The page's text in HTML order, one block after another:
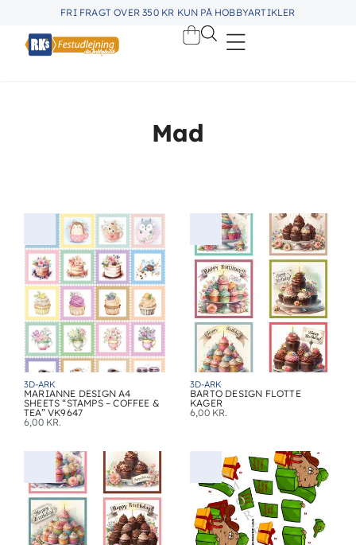
FRI FRAGT OVER 350 KR KUN PÅ HOBBYARTIKLER
Mad
3D-ARK
MARIANNE DESIGN A4
SHEETS “STAMPS – COFFEE &
TEA” VK9647
6,00 KR.
3D-ARK
BARTO DESIGN FLOTTE
KAGER
6,00 KR.